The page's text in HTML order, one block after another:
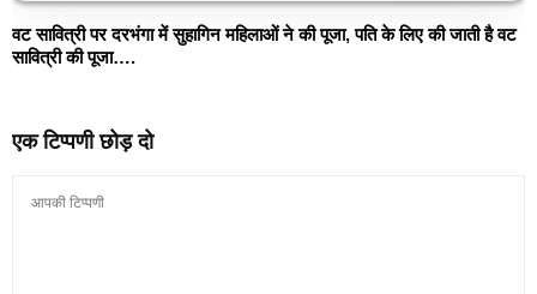
वट सावित्री पर दरभंगा में सुहागिन महिलाओं ने की पूजा, पति के लिए की जाती है वट
सावित्री की पूजा….
एक टिप्पणी छोड़ दो